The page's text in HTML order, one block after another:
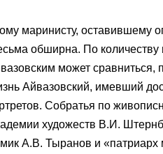
маринисту, оставившему
обширна. По
может
Айвазовский, имевший
Собратья по
художеств В.И.
А.В. Тыранов и